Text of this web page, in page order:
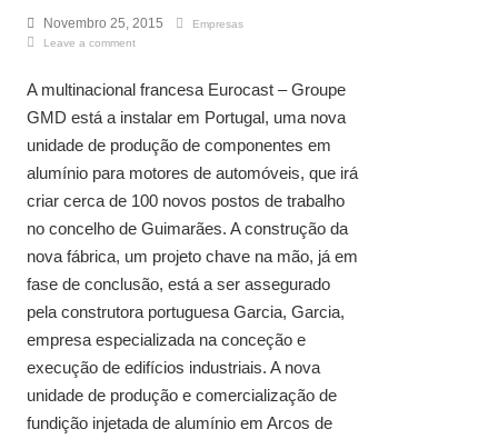
Novembro 25, 2015
Empresas
Leave a comment
A multinacional francesa Eurocast – Groupe
GMD está a instalar em Portugal, uma nova
unidade de produção de componentes em
alumínio para motores de automóveis, que irá
criar cerca de 100 novos postos de trabalho
no concelho de Guimarães. A construção da
nova fábrica, um projeto chave na mão, já em
fase de conclusão, está a ser assegurado
pela construtora portuguesa Garcia, Garcia,
empresa especializada na conceção e
execução de edifícios industriais. A nova
unidade de produção e comercialização de
fundição injetada de alumínio em Arcos de